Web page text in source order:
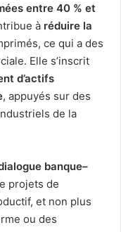
entre 40 % et
à réduire la
ce qui a des
Elle s’inscrit
d’actifs
, appuyés sur des
de la
banque–
projets de
et non plus
ou des